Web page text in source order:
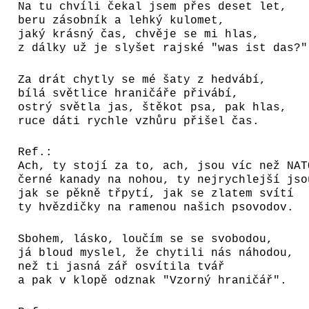
Na tu chvíli čekal jsem přes deset let,
beru zásobník a lehký kulomet,
jaký krásný čas, chvěje se mi hlas,
z dálky už je slyšet rajské "was ist das?"
Za drát chytly se mé šaty z hedvábí,
bílá světlice hraničáře přivábí,
ostrý světla jas, štěkot psa, pak hlas,
ruce dáti rychle vzhůru přišel čas.
Ref.:
Ach, ty stojí za to, ach, jsou víc než
černé kanady na nohou, ty nejrychlejší
jak se pěkně třpytí, jak se zlatem svítí
ty hvězdičky na ramenou našich psovodov.
Sbohem, lásko, loučím se se svobodou,
já bloud myslel, že chytili nás náhodou,
než ti jasná zář osvítila tvář
a pak v klopě odznak "Vzorný hraničář".